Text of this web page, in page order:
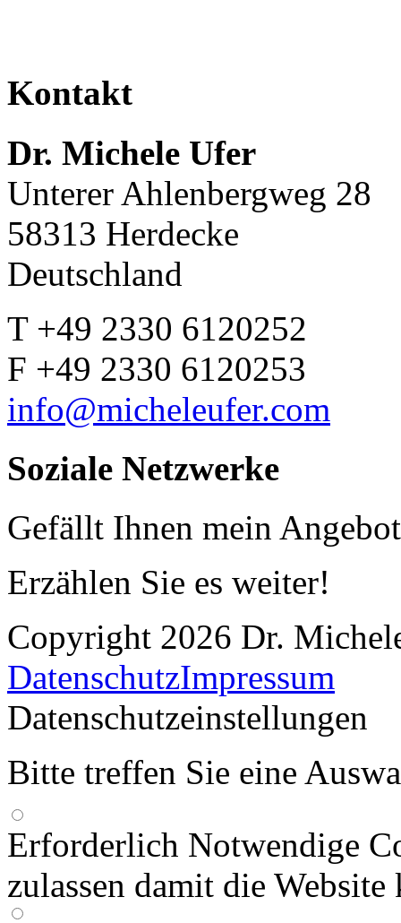
Kontakt
Dr. Michele Ufer
Unterer Ahlenbergweg 28
58313 Herdecke
Deutschland
T +49 2330 6120252
F +49 2330 6120253
info@micheleufer.com
Soziale Netzwerke
Gefällt Ihnen mein
Erzählen Sie es weiter!
Copyright 2026 Dr.
DatenschutzImpressum
Datenschutzeinstellungen
Bitte treffen Sie eine
Erforderlich Notwendige
zulassen damit die